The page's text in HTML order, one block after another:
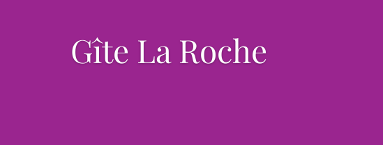
Gîte La Roche